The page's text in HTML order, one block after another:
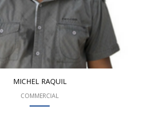
MICHEL RAQUIL
COMMERCIAL